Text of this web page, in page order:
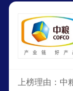
上榜理由：中